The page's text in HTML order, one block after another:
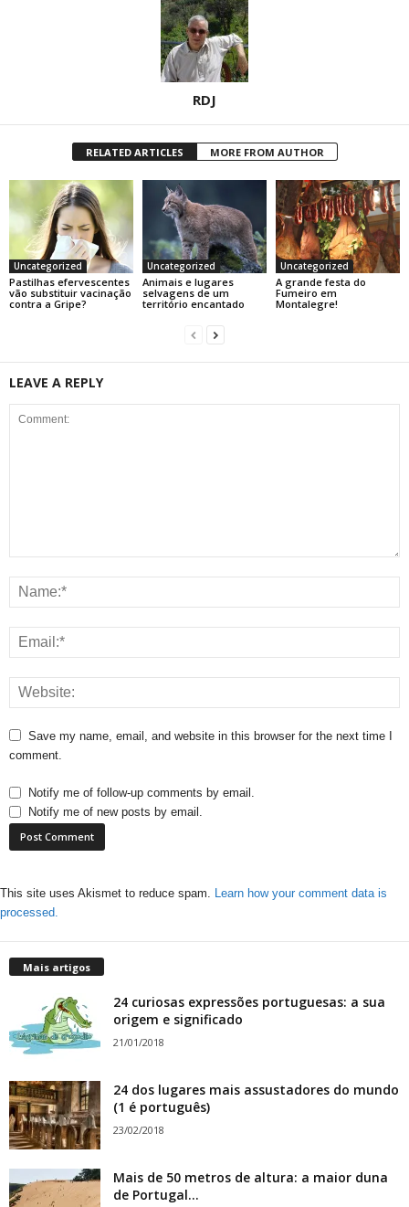
RDJ
RELATED ARTICLES MORE FROM AUTHOR
Uncategorized
Pastilhas efervescentes
vão substituir vacinação
contra a Gripe?
Uncategorized
Animais e lugares
selvagens de um
território encantado
Uncategorized
A grande festa do
Fumeiro em
Montalegre!
LEAVE A REPLY
Save my name, email, and website in this browser for the next time I
comment.
Notify me of follow-up comments by email.
Notify me of new posts by email.
This site uses Akismet to reduce spam.
Learn how your comment data is
processed.
Mais artigos
24 curiosas expressões portuguesas: a sua
origem e significado
21/01/2018
24 dos lugares mais assustadores do mundo
(1 é português)
23/02/2018
Mais de 50 metros de altura: a maior duna
de Portugal...